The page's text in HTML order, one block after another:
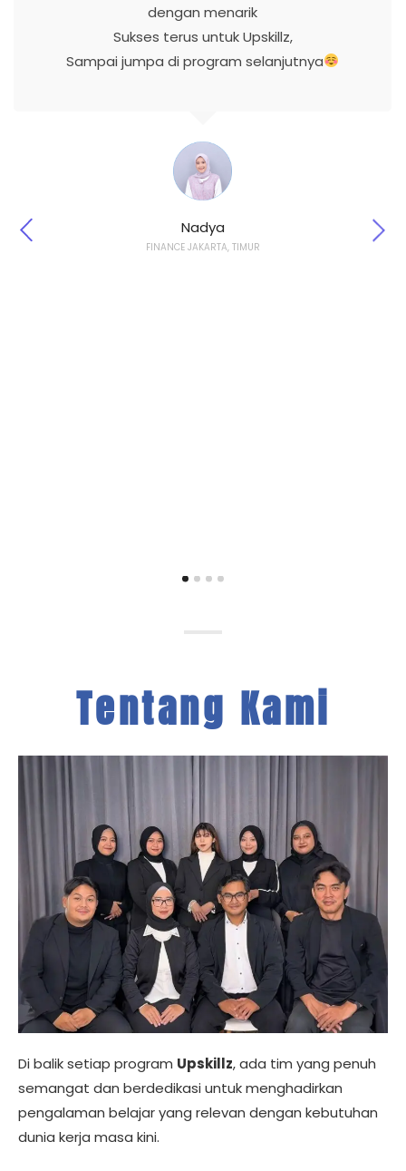
Nadya
FINANCE JAKARTA, TIMUR
dengan menarik
Sukses terus untuk Upskillz,
Sampai jumpa di program selanjutnya
Tentang Kami
Di balik setiap program Upskillz, ada tim yang penuh
semangat dan berdedikasi untuk menghadirkan
pengalaman belajar yang relevan dengan kebutuhan
dunia kerja masa kini.